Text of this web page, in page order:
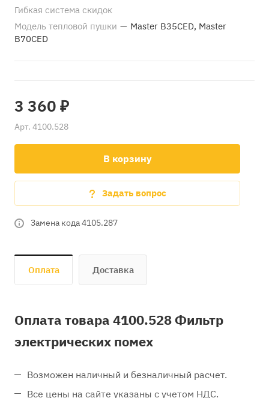
Гибкая система скидок
Модель тепловой пушки — Master B35CED, Master
B70CED
3 360 ₽
Арт. 4100.528
В корзину
Задать вопрос
Замена кода 4105.287
Оплата Доставка
Оплата товара 4100.528 Фильтр
электрических помех
Возможен наличный и безналичный расчет.
Все цены на сайте указаны с учетом НДС.